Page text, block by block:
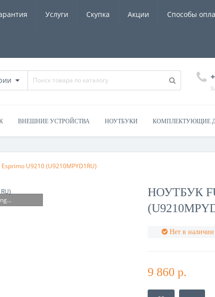
Услуги Скупка Акции Способы
ВНЕШНИЕ УСТРОЙСТВА НОУТБУКИ КОМПЛЕКТУЮЩИЕ
U9210 (U9210MPYD1RU)
НОУТБУК
Нет в наличии
9 860 р.